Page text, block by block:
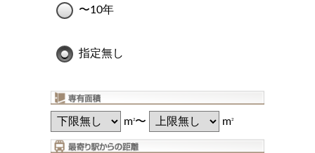
〜10年
指定無し
m2〜 m2